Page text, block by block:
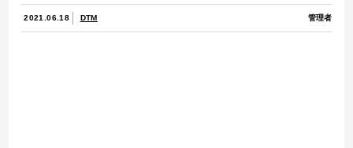
2021.06.18 DTM 管理者